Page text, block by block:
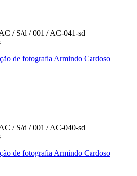
/ S/d / 001 / AC-041-sd
de fotografia Armindo Cardoso
/ S/d / 001 / AC-040-sd
de fotografia Armindo Cardoso